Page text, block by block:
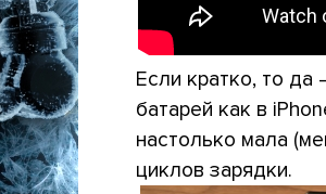
Если кратко, то да
батарей как в
настолько мала
циклов зарядки.